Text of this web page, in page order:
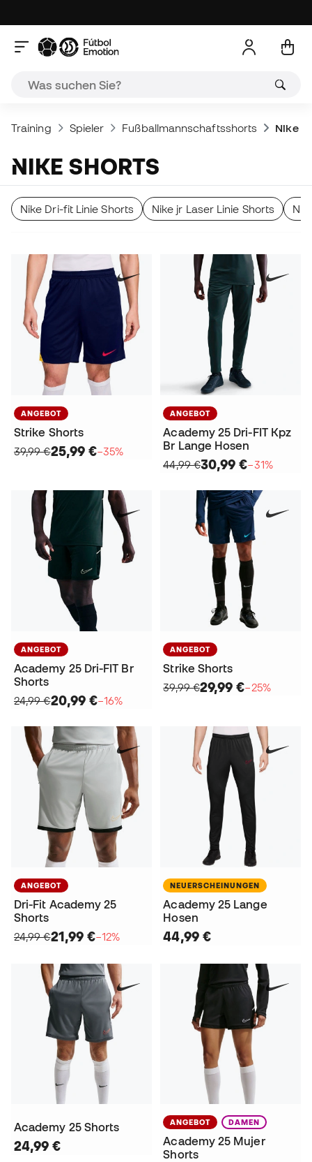
Training Spieler Fußballmannschaftsshorts Nike
NIKE SHORTS
Nike Dri-fit Linie Shorts Nike jr Laser Linie Shorts
ANGEBOT
Strike Shorts
39,99 €25,99 €−35%
ANGEBOT
Academy 25 Dri-FIT Kpz
Br Lange Hosen
44,99 €30,99 €−31%
ANGEBOT
Academy 25 Dri-FIT Br
Shorts
24,99 €20,99 €−16%
ANGEBOT
Strike Shorts
39,99 €29,99 €−25%
ANGEBOT
Dri-Fit Academy 25
Shorts
24,99 €21,99 €−12%
NEUERSCHEINUNGEN
Academy 25 Lange
Hosen
44,99 €
Academy 25 Shorts
24,99 €
ANGEBOT DAMEN
Academy 25 Mujer
Shorts